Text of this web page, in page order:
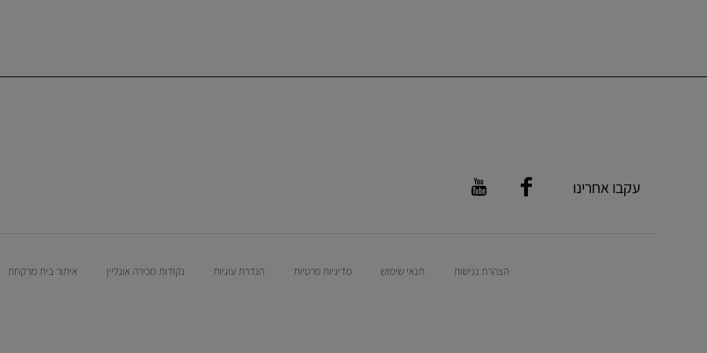
עקבו אחרינו
הצהרת נגישות תנאי שימוש מדיניות פרטיות הגדרת עוגיות נקודות מכירה אונליין איתור בית מרקחת